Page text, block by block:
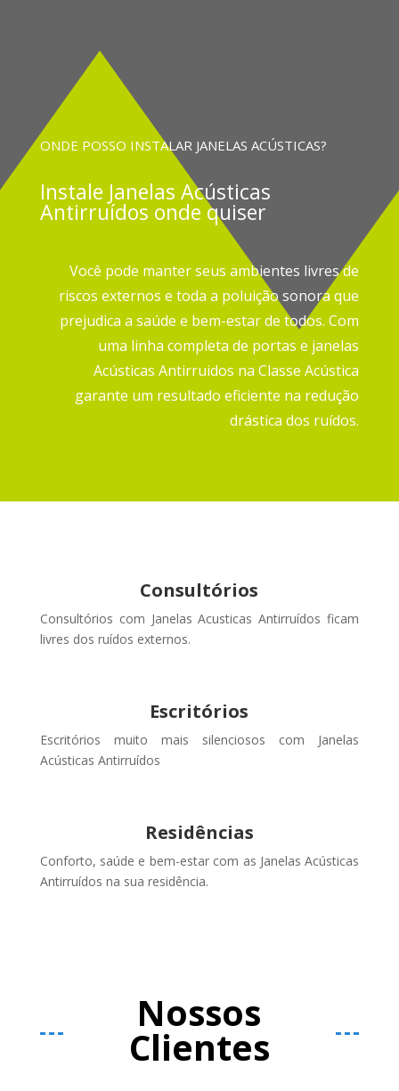
ONDE POSSO INSTALAR JANELAS ACÚSTICAS?
Instale Janelas Acústicas
Antirruídos onde quiser
Você pode manter seus ambientes livres de
riscos externos e toda a poluição sonora que
prejudica a saúde e bem-estar de todos.Com
uma linha completa de portas e janelas
Acústicas Antirruidos na Classe Acústica
garante um resultado eficiente na redução
drástica dos ruídos.
Consultórios
Consultórios com Janelas Acusticas Antirruídos ficam
livres dos ruídos externos.
Escritórios
Escritórios muito mais silenciosos com Janelas
Acústicas Antirruídos
Residências
Conforto, saúde e bem-estar com as Janelas Acústicas
Antirruídos na sua residência.
Nossos
Clientes